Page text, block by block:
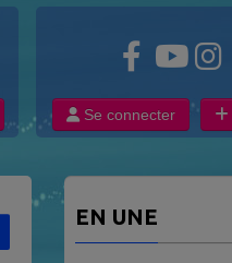
Se connecter
EN UNE